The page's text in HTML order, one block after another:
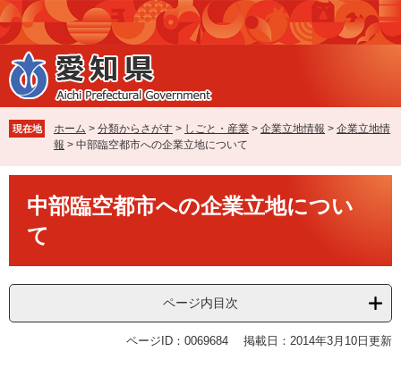
ペ
ー
ジ
の
先
で
す
メ
ニ
ュ
ー
を
ば
し
本
現在地 ホーム > 分類からさがす > しごと・産業 > 企業立地情報 > 企業立地情
報 > 中部臨空都市への企業立地について
中部臨空都市への企業立地につい
て
ページ内目次
ページID：0069684 掲載日：2014年3月10日更新